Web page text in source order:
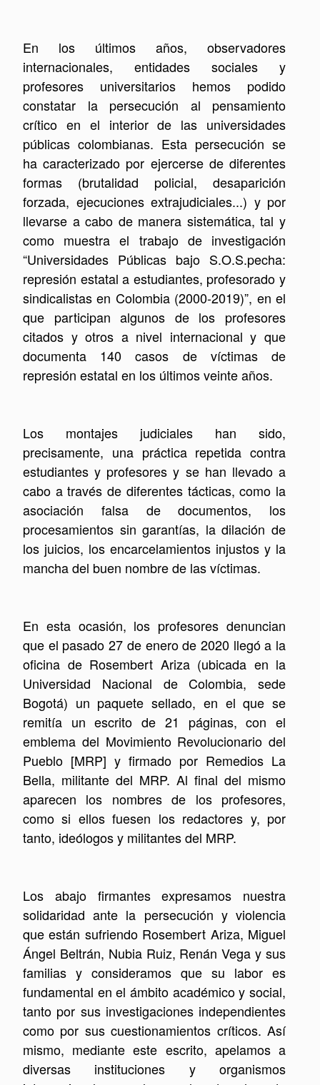
En los últimos años, observadores
internacionales, entidades sociales y
profesores universitarios hemos podido
constatar la persecución al pensamiento
crítico en el interior de las universidades
públicas colombianas. Esta persecución se
ha caracterizado por ejercerse de diferentes
formas (brutalidad policial, desaparición
forzada, ejecuciones extrajudiciales...) y por
llevarse a cabo de manera sistemática, tal y
como muestra el trabajo de investigación
“Universidades Públicas bajo S.O.S.pecha:
represión estatal a estudiantes, profesorado y
sindicalistas en Colombia (2000-2019)”, en el
que participan algunos de los profesores
citados y otros a nivel internacional y que
documenta 140 casos de víctimas de
represión estatal en los últimos veinte años.
Los montajes judiciales han sido,
precisamente, una práctica repetida contra
estudiantes y profesores y se han llevado a
cabo a través de diferentes tácticas, como la
asociación falsa de documentos, los
procesamientos sin garantías, la dilación de
los juicios, los encarcelamientos injustos y la
mancha del buen nombre de las víctimas.
En esta ocasión, los profesores denuncian
que el pasado 27 de enero de 2020 llegó a la
oficina de Rosembert Ariza (ubicada en la
Universidad Nacional de Colombia, sede
Bogotá) un paquete sellado, en el que se
remitía un escrito de 21 páginas, con el
emblema del Movimiento Revolucionario del
Pueblo [MRP] y firmado por Remedios La
Bella, militante del MRP. Al final del mismo
aparecen los nombres de los profesores,
como si ellos fuesen los redactores y, por
tanto, ideólogos y militantes del MRP.
Los abajo firmantes expresamos nuestra
solidaridad ante la persecución y violencia
que están sufriendo Rosembert Ariza, Miguel
Ángel Beltrán, Nubia Ruiz, Renán Vega y sus
familias y consideramos que su labor es
fundamental en el ámbito académico y social,
tanto por sus investigaciones independientes
como por sus cuestionamientos críticos. Así
mismo, mediante este escrito, apelamos a
diversas instituciones y organismos